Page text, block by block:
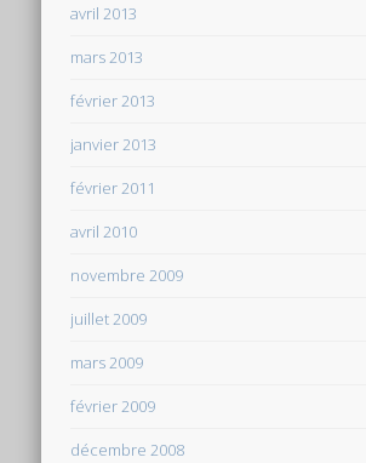
avril 2013
mars 2013
février 2013
janvier 2013
février 2011
avril 2010
novembre 2009
juillet 2009
mars 2009
février 2009
décembre 2008